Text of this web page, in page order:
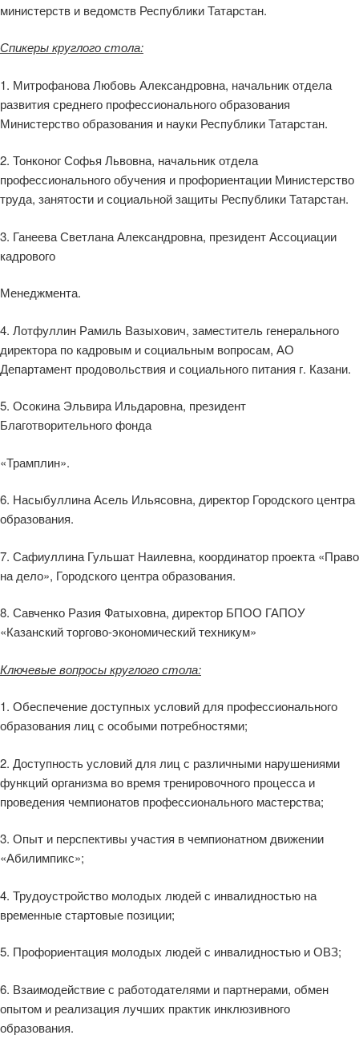
министерств и ведомств Республики Татарстан.
Спикеры круглого стола:
1. Митрофанова Любовь Александровна, начальник отдела
развития среднего профессионального образования
Министерство образования и науки Республики Татарстан.
2. Тонконог Софья Львовна, начальник отдела
профессионального обучения и профориентации Министерство
труда, занятости и социальной защиты Республики Татарстан.
3. Ганеева Светлана Александровна, президент Ассоциации
кадрового
Менеджмента.
4. Лотфуллин Рамиль Вазыхович, заместитель генерального
директора по кадровым и социальным вопросам, АО
Департамент продовольствия и социального питания г. Казани.
5. Осокина Эльвира Ильдаровна, президент
Благотворительного фонда
«Трамплин».
6. Насыбуллина Асель Ильясовна, директор Городского центра
образования.
7. Сафиуллина Гульшат Наилевна, координатор проекта «Право
на дело», Городского центра образования.
8. Савченко Разия Фатыховна, директор БПОО ГАПОУ
«Казанский торгово-экономический техникум»
Ключевые вопросы круглого стола:
1. Обеспечение доступных условий для профессионального
образования лиц с особыми потребностями;
2. Доступность условий для лиц с различными нарушениями
функций организма во время тренировочного процесса и
проведения чемпионатов профессионального мастерства;
3. Опыт и перспективы участия в чемпионатном движении
«Абилимпикс»;
4. Трудоустройство молодых людей с инвалидностью на
временные стартовые позиции;
5. Профориентация молодых людей с инвалидностью и ОВЗ;
6. Взаимодействие с работодателями и партнерами, обмен
опытом и реализация лучших практик инклюзивного
образования.